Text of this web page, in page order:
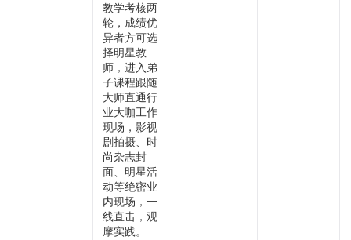
教学考核两
轮，成绩优
异者方可选
择明星教
师，进入弟
子课程跟随
大师直通行
业大咖工作
现场，影视
剧拍摄、时
尚杂志封
面、明星活
动等绝密业
内现场，一
线直击，观
摩实践。